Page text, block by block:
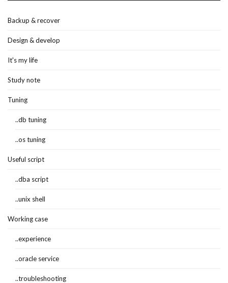
Backup & recover
Design & develop
It's my life
Study note
Tuning
..db tuning
..os tuning
Useful script
..dba script
..unix shell
Working case
..experience
..oracle service
..troubleshooting